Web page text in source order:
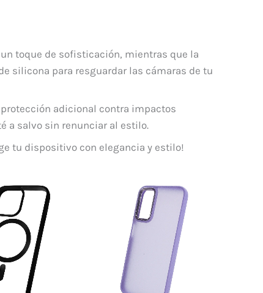
toque de sofisticación, mientras que la
silicona para resguardar las cámaras de tu
adicional contra impactos
a salvo sin renunciar al estilo.
tu dispositivo con elegancia y estilo!
precio
original
era:
$ 65.000.